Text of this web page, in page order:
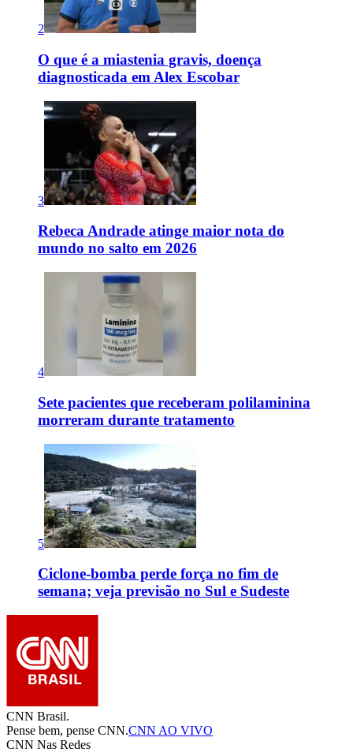
2
O que é a miastenia gravis, doença
diagnosticada em Alex Escobar
3
Rebeca Andrade atinge maior nota do
mundo no salto em 2026
4
Sete pacientes que receberam polilaminina
morreram durante tratamento
5
Ciclone-bomba perde força no fim de
semana; veja previsão no Sul e Sudeste
CNN Brasil.
Pense bem, pense CNN.CNN AO VIVO
CNN Nas Redes